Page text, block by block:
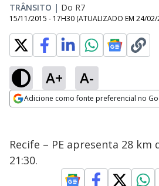
TRÂNSITO | Do R7
15/11/2015 - 17H30 (ATUALIZADO EM 24/02/
A+ A-
Adicione como fonte preferencial no
Recife – PE apresenta 28 km
21:30.